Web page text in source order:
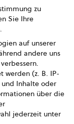
zu
Sie Ihre
auf unserer
andere uns
werden (z. B. IP-
und Inhalte oder
über die
jederzeit unter